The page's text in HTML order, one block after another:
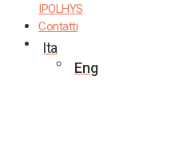
IPOLHYS
Contatti
Ita
Eng